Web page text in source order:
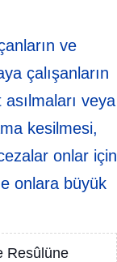
ve
çalışanların
veya
kesilmesi,
onlar için
onlara büyük
Resûlüne